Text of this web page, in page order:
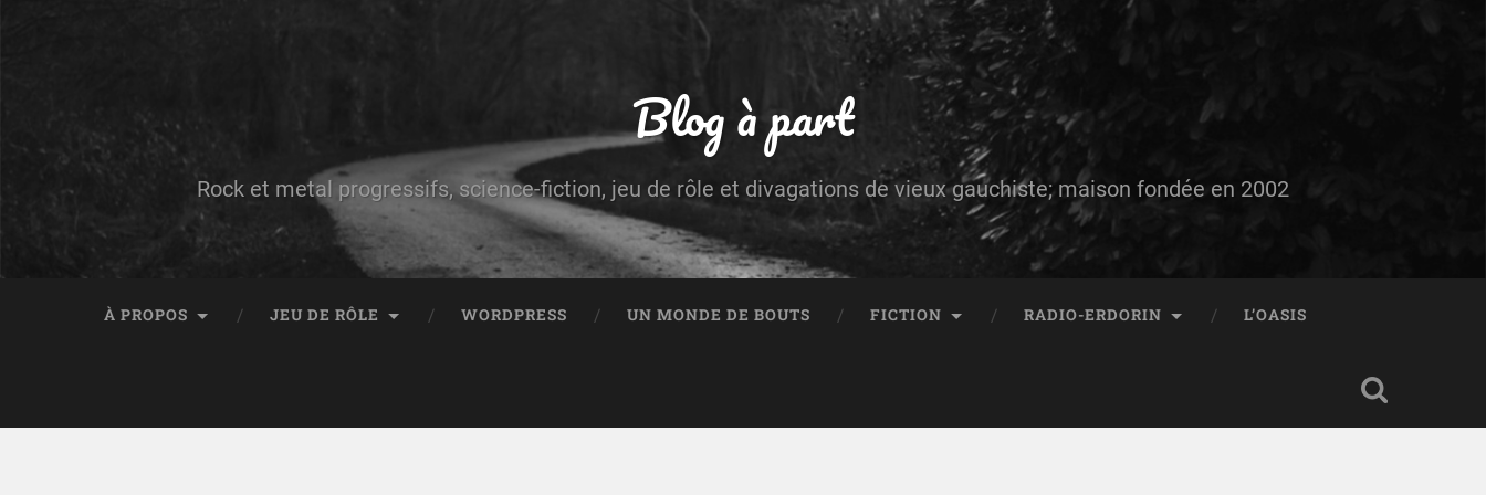
Blog à part
Rock et metal progressifs, science-fiction, jeu de rôle et divagations de vieux gauchiste; maison fondée en 2002
À PROPOS JEU DE RÔLE WORDPRESS UN MONDE DE BOUTS FICTION RADIO-ERDORIN L’OASIS